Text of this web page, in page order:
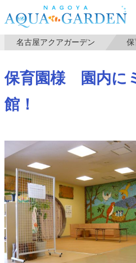
名古屋アクアガーデン
保育園様 園内に
館！